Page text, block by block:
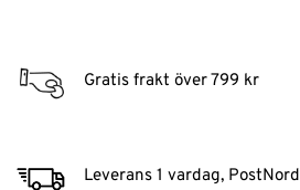
Gratis frakt över 799 kr
Leverans 1 vardag, PostNord